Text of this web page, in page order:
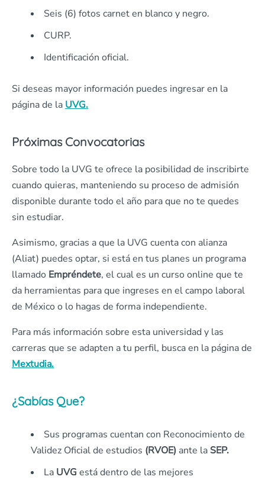
Seis (6) fotos carnet en blanco y negro.
CURP.
Identificación oficial.
Si deseas mayor información puedes ingresar en la
página de la UVG.
Próximas Convocatorias
Sobre todo la UVG te ofrece la posibilidad de inscribirte
cuando quieras, manteniendo su proceso de admisión
disponible durante todo el año para que no te quedes
sin estudiar.
Asimismo, gracias a que la UVG cuenta con alianza
(Aliat) puedes optar, si está en tus planes un programa
llamado Empréndete, el cual es un curso online que te
da herramientas para que ingreses en el campo laboral
de México o lo hagas de forma independiente.
Para más información sobre esta universidad y las
carreras que se adapten a tu perfil, busca en la página de
Mextudia.
¿Sabías Que?
Sus programas cuentan con Reconocimiento de
Validez Oficial de estudios (RVOE) ante laSEP.
La UVG está dentro de las mejores